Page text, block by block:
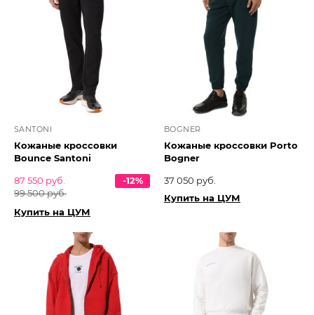
SANTONI
Кожаные кроссовки
Bounce Santoni
87 550 руб.
99 500 руб.
-12%
Купить на ЦУМ
BOGNER
Кожаные кроссовки Porto
Bogner
37 050 руб.
Купить на ЦУМ